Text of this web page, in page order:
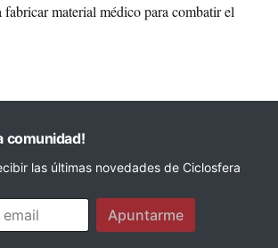
material médico para combatir el
comunidad!
las últimas novedades de Ciclosfera
Apuntarme